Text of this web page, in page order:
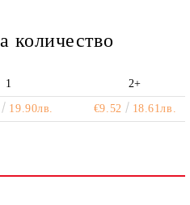
количество
1 2+
19.90лв. €9.52 18.61лв.